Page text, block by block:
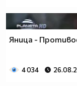
Яница -
4 034